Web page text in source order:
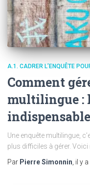
A.1. CADRER L’ENQUÊTE
Comment
multilingue :
Une enquête multilingue,
plus difficiles à gérer.
Par Pierre Simonnin, il y a